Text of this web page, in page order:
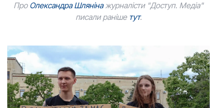
Про Олександра Шлянінажурналісти "Доступ. Медіа"
писали раніше тут.